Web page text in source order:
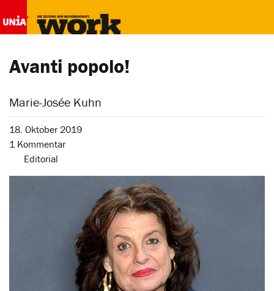
Avanti popolo!
Marie-Josée Kuhn
18. Oktober 2019
1 Kommentar
Editorial